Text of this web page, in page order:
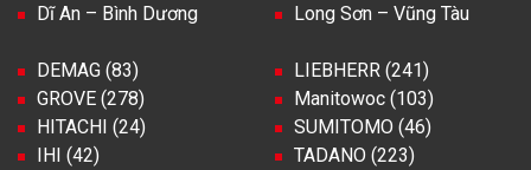
Dĩ An – Bình Dương
Long Sơn – Vũng Tàu
DEMAG (83)
GROVE (278)
HITACHI (24)
IHI (42)
LIEBHERR (241)
Manitowoc (103)
SUMITOMO (46)
TADANO (223)